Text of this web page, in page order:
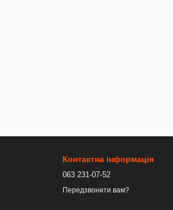
Контактна інформація
063 231-07-52
Передзвонити вам?